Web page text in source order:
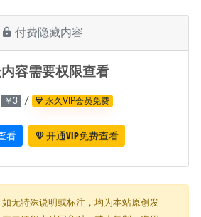
付费隐藏内容
容需要权限查看
￥3 / 永久VIP会员免费
看 开通VIP免费查看
无特殊说明或标注，均为本站原创发